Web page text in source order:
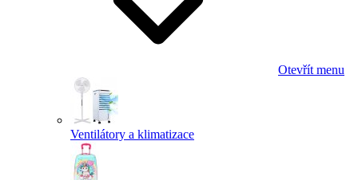
Otevřít menu
Ventilátory a klimatizace